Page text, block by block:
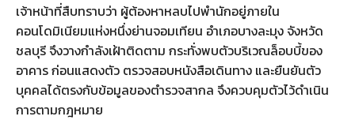
เจ้าหน้าที่สืบทราบว่า ผู้ต้องหาหลบไปพำนักอยู่ภายใน
คอนโดมิเนียมแห่งหนึ่งย่านจอมเทียน อำเภอบางละมุง จังหวัด
ชลบุรี จึงวางกำลังเฝ้าติดตาม กระทั่งพบตัวบริเวณล็อบบี้ของ
อาคาร ก่อนแสดงตัว ตรวจสอบหนังสือเดินทาง และยืนยันตัว
บุคคลได้ตรงกับข้อมูลของตำรวจสากล จึงควบคุมตัวไว้ดำเนิน
การตามกฎหมาย